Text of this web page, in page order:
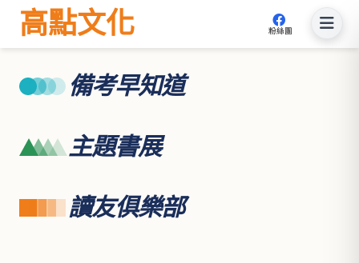
高點文化 粉絲團
備考早知道
主題書展
讀友俱樂部